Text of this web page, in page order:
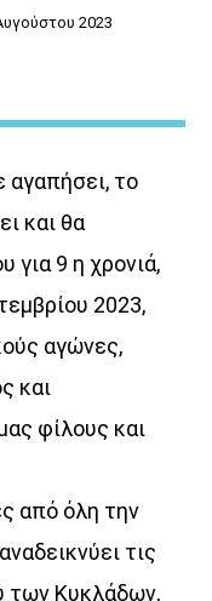
2023
αγαπήσει, το
και θα
για 9 η χρονιά,
2023,
αγώνες,
και
φίλους και
από όλη την
τις
των Κυκλάδων,